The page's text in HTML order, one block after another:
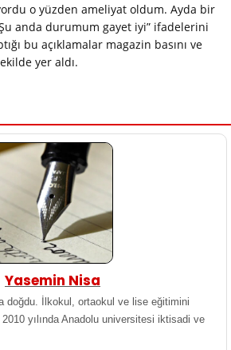
o yüzden ameliyat oldum. Ayda bir
anda durumum gayet iyi” ifadelerini
bu açıklamalar magazin basını ve
yer aldı.
Yasemin Nisa
doğdu. İlkokul, ortaokul ve lise eğitimini
yılında Anadolu universitesi iktisadi ve